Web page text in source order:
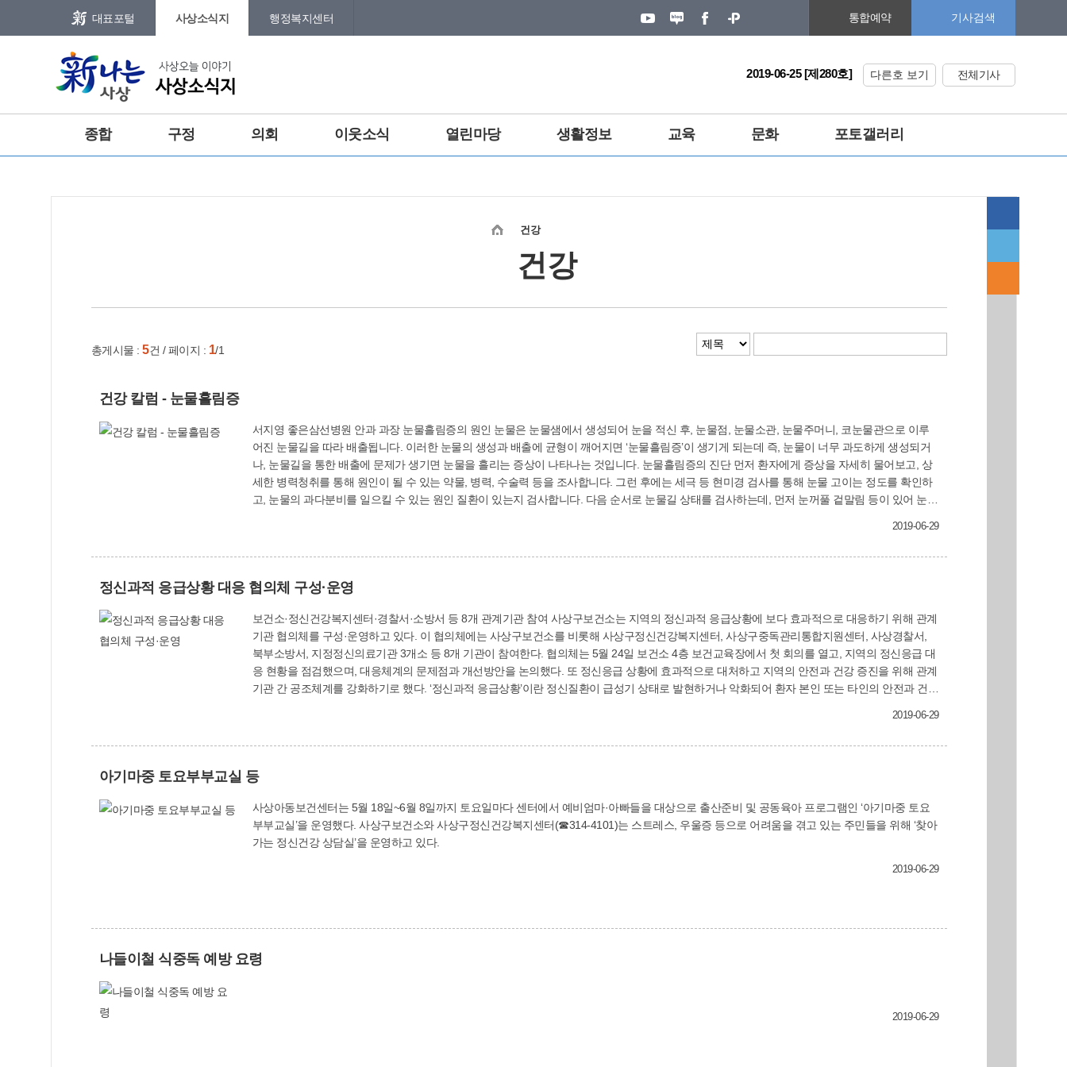
메인메뉴 바로가기
대표포털 사상소식지 행정복지센터 통합예약 기사검색
2019-06-25 [제280호] 다른호 보기 전체기사
종합 구정 의회 이웃소식 열린마당 생활정보 교육 문화 포토갤러리
건강
건강
총게시물 : 5건 / 페이지 : 1/1
건강 칼럼 - 눈물흘림증
서지영 좋은삼선병원 안과 과장 눈물흘림증의 원인 눈물은 눈물샘에서 생성되어 눈을 적신 후, 눈물점, 눈물소관, 눈물주머니, 코눈물관으로 이루
어진 눈물길을 따라 배출됩니다. 이러한 눈물의 생성과 배출에 균형이 깨어지면 ‘눈물흘림증’이 생기게 되는데 즉, 눈물이 너무 과도하게 생성되거
나, 눈물길을 통한 배출에 문제가 생기면 눈물을 흘리는 증상이 나타나는 것입니다. 눈물흘림증의 진단 먼저 환자에게 증상을 자세히 물어보고, 상
세한 병력청취를 통해 원인이 될 수 있는 약물, 병력, 수술력 등을 조사합니다. 그런 후에는 세극 등 현미경 검사를 통해 눈물 고이는 정도를 확인하
고, 눈물의 과다분비를 일으킬 수 있는 원인 질환이 있는지 검사합니다. 다음 순서로 눈물길 상태를 검사하는데, 먼저 눈꺼풀 겉말림 등이 있어 눈물
원인인 경우는, 원인이 되는 질환을 치료하여 눈물이 과다하게 생성되지 않도록 합니다. 가령, 안구건조증이 심한 것이 원인이라면 인공눈물약을
면, 그 정도와 부위에 따라 치료법을 달리하여 치료해야 합니다. 즉, 눈물점 겉말림이 있는 경우는 ‘겉말림 교정술’을, 눈물점 협착이 있다면 ‘눈물점
성형술’이나 ‘실리콘관 삽입술’을 시행하고, 코눈물관이 좁아진 경우에는 ‘실리콘관 삽입술’을 시행해 볼 수 있습니다. ‘실리콘관 삽입술’은 좁아진 눈
물길을 확장하여 눈물길을 따라 실리콘관을 삽입하는 것으로 평균 3~6개월 후 제거하게 되는데, 국소마취 하에서 피부 절개 없이 코내시경을 통해
수술하므로 흉터가 남지 않으며, 10~20분 정도 소요되는 간단한 시술이므로 빠른 일상복귀가 가능합니다. 그러나 코눈물관이 완전 폐쇄된 경우라
면 실리콘관 삽입술만으로 해결되기는 어렵고 ‘눈물주머니 코안 연결술’을 시행해야 하는데, 이는 막혀버린 눈물길을 대신할 새로운 눈물 배출로를
폐쇄되어 실리콘관 삽입술만으로는 치료가 힘들어질 수 있으며, 여기에 감염이 동반되면 심한 부종과 통증을 동반하는 눈물주머니염까지 올 수가
2019-06-29
정신과적 응급상황 대응 협의체 구성·운영
보건소·정신건강복지센터·경찰서·소방서 등 8개 관계기관 참여 사상구보건소는 지역의 정신과적 응급상황에 보다 효과적으로 대응하기 위해 관계
기관 협의체를 구성·운영하고 있다. 이 협의체에는 사상구보건소를 비롯해 사상구정신건강복지센터, 사상구중독관리통합지원센터, 사상경찰서,
북부소방서, 지정정신의료기관 3개소 등 8개 기관이 참여한다. 협의체는 5월 24일 보건소 4층 보건교육장에서 첫 회의를 열고, 지역의 정신응급 대
응 현황을 점검했으며, 대응체계의 문제점과 개선방안을 논의했다. 또 정신응급 상황에 효과적으로 대처하고 지역의 안전과 건강 증진을 위해 관계
기관 간 공조체계를 강화하기로 했다. ‘정신과적 응급상황’이란 정신질환이 급성기 상태로 발현하거나 악화되어 환자 본인 또는 타인의 안전과 건강
2019-06-29
아기마중 토요부부교실 등
사상아동보건센터는 5월 18일~6월 8일까지 토요일마다 센터에서 예비엄마·아빠들을 대상으로 출산준비 및 공동육아 프로그램인 ‘아기마중 토요
부부교실’을 운영했다. 사상구보건소와 사상구정신건강복지센터(☎314-4101)는 스트레스, 우울증 등으로 어려움을 겪고 있는 주민들을 위해 ‘찾아
가는 정신건강 상담실’을 운영하고 있다.
2019-06-29
나들이철 식중독 예방 요령
2019-06-29